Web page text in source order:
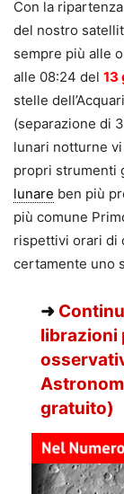
Con la
del nostro
sempre più alle
alle 08:24 del 13
stelle
(separazione di
lunari notturne
propri strumenti
lunare ben più
più comune
rispettivi orari di
certamente uno
➜
librazioni
gratuito)